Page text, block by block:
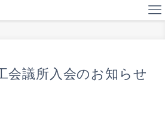
会議所入会のお知らせ